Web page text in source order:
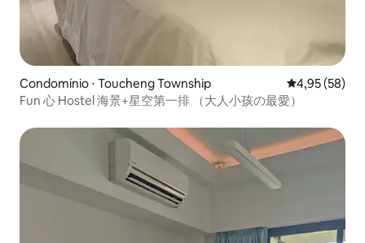
Condomínio ⋅ Toucheng Township 4,95 de uma
4,95 (58)
Fun 心 Hostel 海景+星空第一排 （大人小孩の最愛）